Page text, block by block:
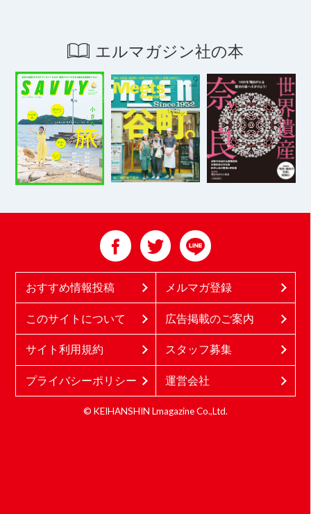
エルマガジン社の本
おすすめ情報投稿 メルマガ登録
このサイトについて 広告掲載のご案内
サイト利用規約 スタッフ募集
プライバシーポリシー 運営会社
© KEIHANSHIN Lmagazine Co.,Ltd.